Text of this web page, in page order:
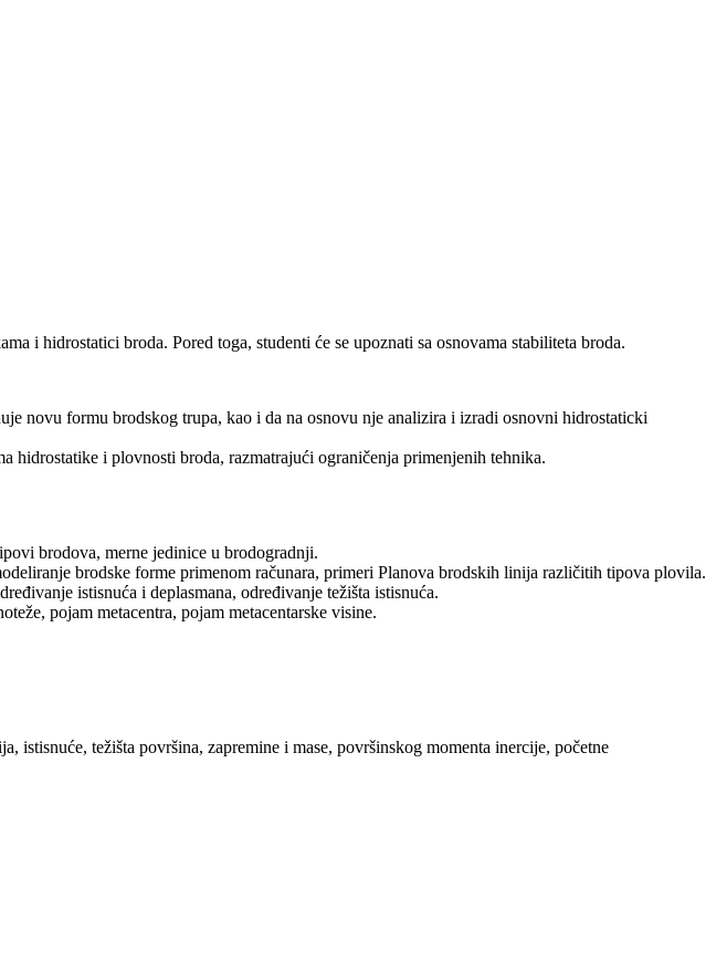
i hidrostatici broda. Pored toga, studenti će se upoznati sa osnovama stabiliteta broda.
novu formu brodskog trupa, kao i da na osnovu nje analizira i izradi osnovni hidrostaticki
hidrostatike i plovnosti broda, razmatrajući ograničenja primenjenih tehnika.
brodova, merne jedinice u brodogradnji.
brodske forme primenom računara, primeri Planova brodskih linija različitih tipova plovila.
istisnuća i deplasmana, određivanje težišta istisnuća.
pojam metacentra, pojam metacentarske visine.
težišta površina, zapremine i mase, površinskog momenta inercije, početne